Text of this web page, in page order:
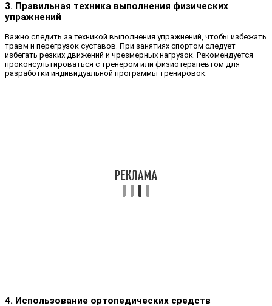
3. Правильная техника выполнения физических
упражнений
Важно следить за техникой выполнения упражнений, чтобы избежать
травм и перегрузок суставов. При занятиях спортом следует
избегать резких движений и чрезмерных нагрузок. Рекомендуется
проконсультироваться с тренером или физиотерапевтом для
разработки индивидуальной программы тренировок.
4. Использование ортопедических средств